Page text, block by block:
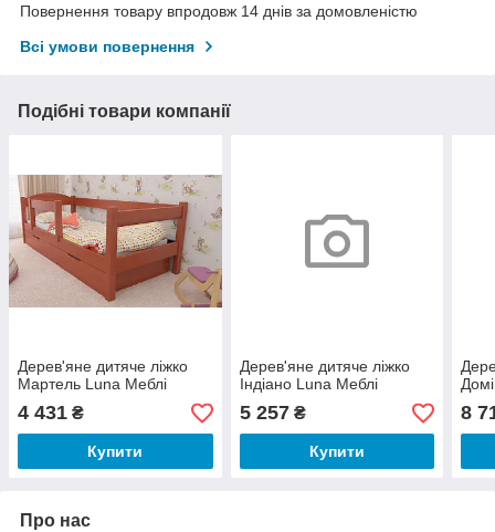
Повернення товару впродовж 14 днів за домовленістю
Всі умови повернення
Подібні товари компанії
Дерев'яне дитяче ліжко
Мартель Luna Меблі
4 431 ₴
Купити
Дерев'яне дитяче ліжко
Індіано Luna Меблі
5 257₴
Купити
8
Про нас